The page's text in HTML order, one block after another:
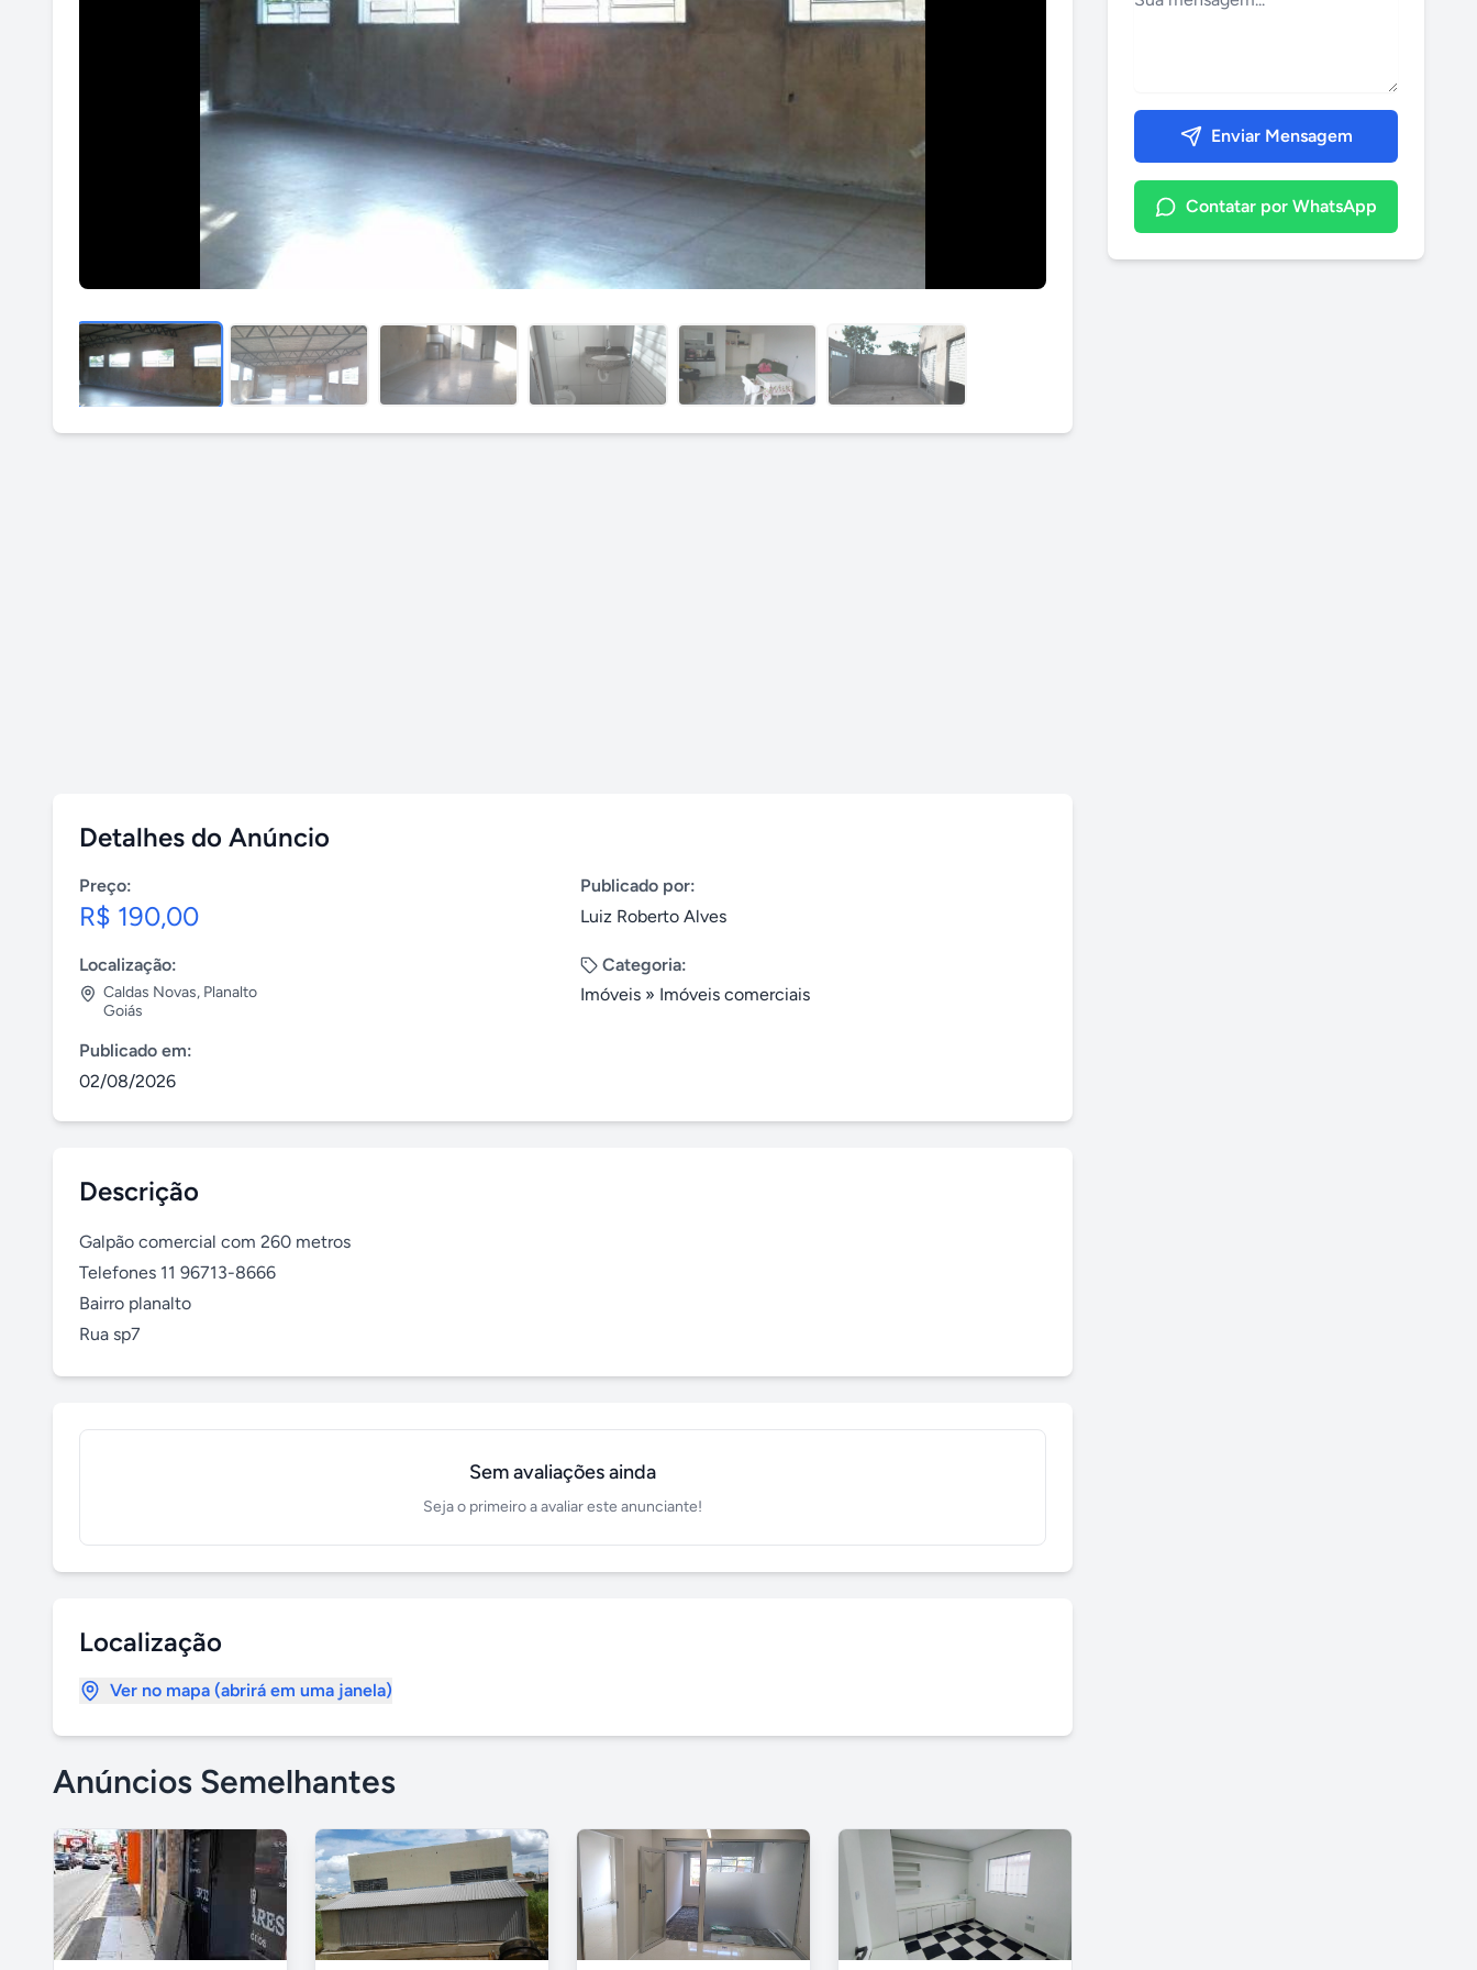
Detalhes do Anúncio
Preço:
R$ 190,00
Publicado por:
Luiz Roberto Alves
Localização:
Caldas Novas, Planalto
Goiás
Categoria:
Imóveis » Imóveis comerciais
Publicado em:
02/08/2026
Descrição
Galpão comercial com 260 metros
Telefones 11 96713-8666
Bairro planalto
Rua sp7
Sem avaliações ainda
Seja o primeiro a avaliar este anunciante!
Localização
Ver no mapa (abrirá em uma janela)
Anúncios Semelhantes
Enviar Mensagem
Contatar por WhatsApp